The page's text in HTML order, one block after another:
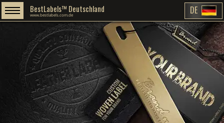
BestLabels™ Deutschland
www.bestlabels.com.de DE